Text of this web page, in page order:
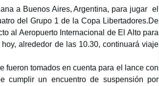
a Buenos Aires, Argentina, para jugar el
del Grupo 1 de la Copa Libertadores.De
al Aeropuerto Internacional de El Alto para
alrededor de las 10.30, continuará viaje
fueron tomados en cuenta para el lance con
cumplir un encuentro de suspensión por